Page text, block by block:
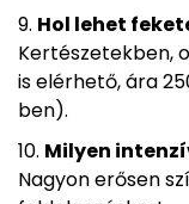
Hol lehet
Kertészetekben,
is elérhető, ára
ben).
Milyen
Nagyon erősen